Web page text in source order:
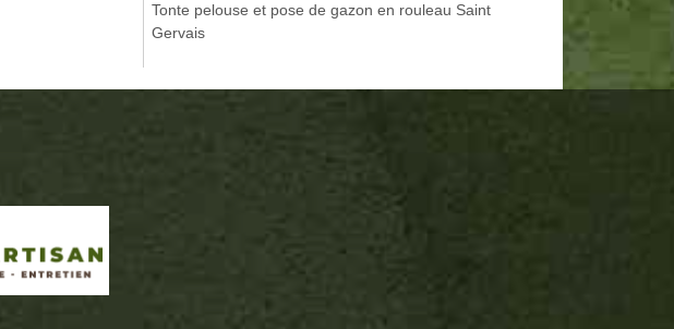
Tonte pelouse et pose de gazon en rouleau Saint
Gervais